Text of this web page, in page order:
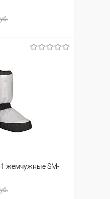
В наличии
жемчужные SM-